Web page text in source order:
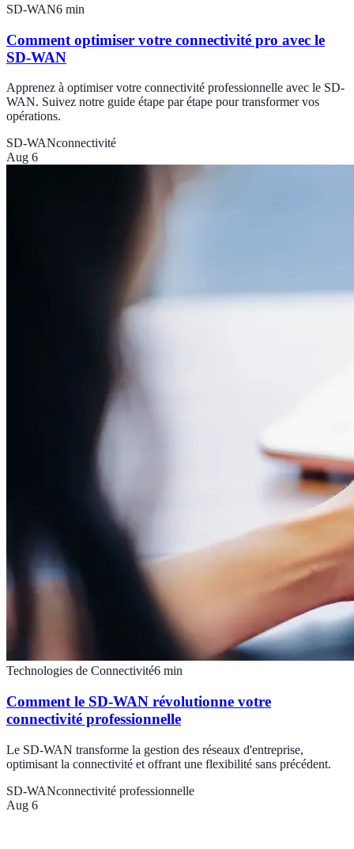
SD-WAN6 min
Comment optimiser votre connectivité pro avec le
SD-WAN
Apprenez à optimiser votre connectivité professionnelle avec le SD-
WAN. Suivez notre guide étape par étape pour transformer vos
opérations.
SD-WANconnectivité
Aug 6
Technologies de Connectivité6 min
Comment le SD-WAN révolutionne votre
connectivité professionnelle
Le SD-WAN transforme la gestion des réseaux d'entreprise,
optimisant la connectivité et offrant une flexibilité sans précédent.
SD-WANconnectivité professionnelle
Aug 6